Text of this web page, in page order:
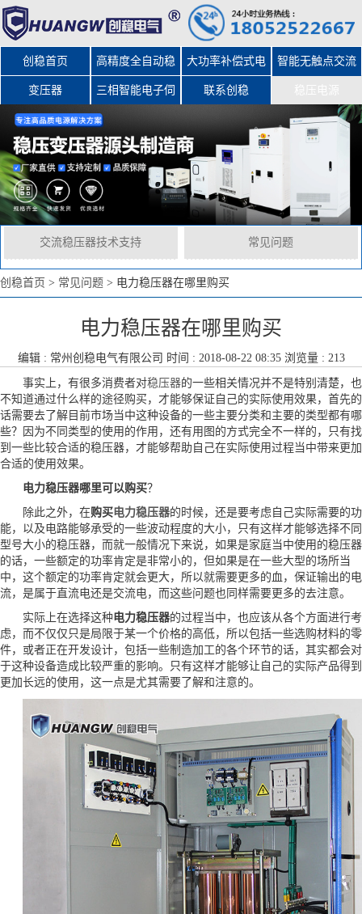
创稳首页 高精度全自动稳
压器
大功率补偿式电
力稳压器
智能无触点交流
变压器 三相智能电子伺 联系创稳
交流稳压器技术支持 常见问题
创稳首页 > 常见问题 > 电力稳压器在哪里购买
电力稳压器在哪里购买
编辑 : 常州创稳电气有限公司 时间 : 2018-08-22 08:35 浏览量 : 213
事实上，有很多消费者对稳压器的一些相关情况并不是特别清楚，也
不知道通过什么样的途径购买，才能够保证自己的实际使用效果，首先的
话需要去了解目前市场当中这种设备的一些主要分类和主要的类型都有哪
些？因为不同类型的使用的作用，还有用图的方式完全不一样的，只有找
到一些比较合适的稳压器，才能够帮助自己在实际使用过程当中带来更加
合适的使用效果。
电力稳压器哪里可以购买？
除此之外，在购买电力稳压器的时候，还是要考虑自己实际需要的功
能，以及电路能够承受的一些波动程度的大小，只有这样才能够选择不同
型号大小的稳压器，而就一般情况下来说，如果是家庭当中使用的稳压器
的话，一些额定的功率肯定是非常小的，但如果是在一些大型的场所当
中，这个额定的功率肯定就会更大，所以就需要更多的血，保证输出的电
流，是属于直流电还是交流电，而这些问题也同样需要更多的去注意。
实际上在选择这种电力稳压器的过程当中，也应该从各个方面进行考
虑，而不仅仅只是局限于某一个价格的高低，所以包括一些选购材料的零
件，或者正在开发设计，包括一些制造加工的各个环节的话，其实都会对
于这种设备造成比较严重的影响。只有这样才能够让自己的实际产品得到
更加长远的使用，这一点是尤其需要了解和注意的。